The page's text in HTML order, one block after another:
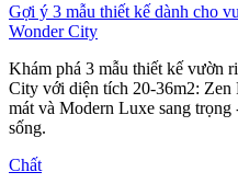
Gợi ý 3 mẫu thiết kế dành cho
Wonder City
Khám phá 3 mẫu thiết kế vườn
City với diện tích 20-36m2: Zen
mát và Modern Luxe sang
sống.
Chất